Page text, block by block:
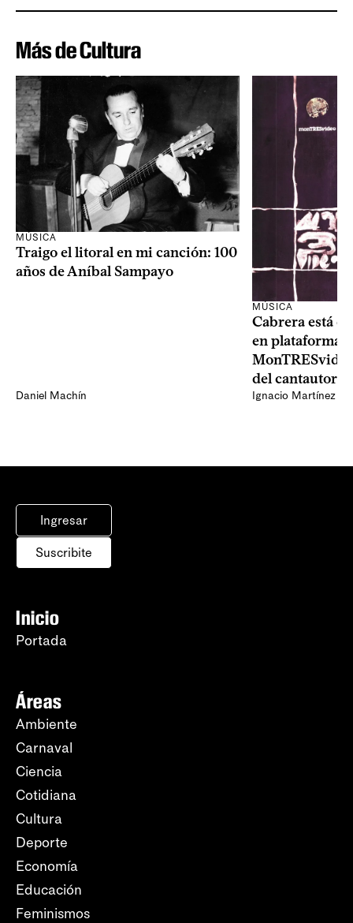
Más de Cultura
MÚSICA
Traigo el litoral en mi canción: 100
años de Aníbal Sampayo
Daniel Machín
MÚSICA
Cabrera está
en plataformas
del cantautor
Ignacio Martínez
Ingresar
Suscribite
Inicio
Portada
Áreas
Ambiente
Carnaval
Ciencia
Cotidiana
Cultura
Deporte
Economía
Educación
Feminismos